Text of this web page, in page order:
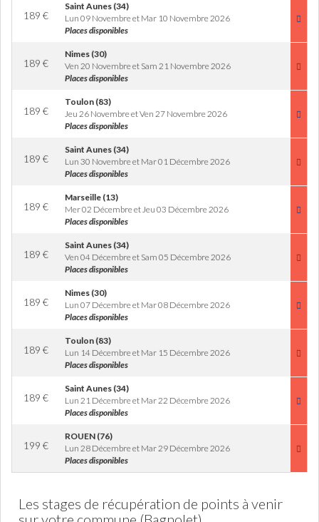
189 €
Saint Aunes (34)
Lun 09 Novembre et Mar 10 Novembre 2026
Places disponibles
189 €
Nimes (30)
Ven 20 Novembre et Sam 21 Novembre 2026
Places disponibles
189 €
Toulon (83)
Jeu 26 Novembre et Ven 27 Novembre 2026
Places disponibles
189 €
Saint Aunes (34)
Lun 30 Novembre et Mar 01 Décembre 2026
Places disponibles
189 €
Marseille (13)
Mer 02 Décembre et Jeu 03 Décembre 2026
Places disponibles
189 €
Saint Aunes (34)
Ven 04 Décembre et Sam 05 Décembre 2026
Places disponibles
189 €
Nimes (30)
Lun 07 Décembre et Mar 08 Décembre 2026
Places disponibles
189 €
Toulon (83)
Lun 14 Décembre et Mar 15 Décembre 2026
Places disponibles
189 €
Saint Aunes (34)
Lun 21 Décembre et Mar 22 Décembre 2026
Places disponibles
199 €
ROUEN (76)
Lun 28 Décembre et Mar 29 Décembre 2026
Places disponibles
Les stages de récupération de points à venir